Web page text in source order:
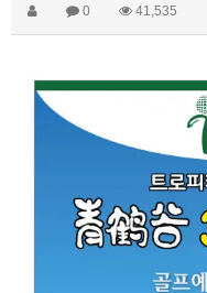
0 41,535